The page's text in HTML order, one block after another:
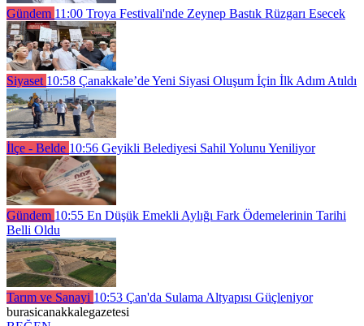
Gündem 11:00 Troya Festivali'nde Zeynep Bastık Rüzgarı Esecek
Siyaset 10:58 Çanakkale’de Yeni Siyasi Oluşum İçin İlk Adım Atıldı
İlçe - Belde 10:56 Geyikli Belediyesi Sahil Yolunu Yeniliyor
Gündem 10:55 En Düşük Emekli Aylığı Fark Ödemelerinin Tarihi
Belli Oldu
Tarım ve Sanayi 10:53 Çan'da Sulama Altyapısı Güçleniyor
burasicanakkalegazetesi